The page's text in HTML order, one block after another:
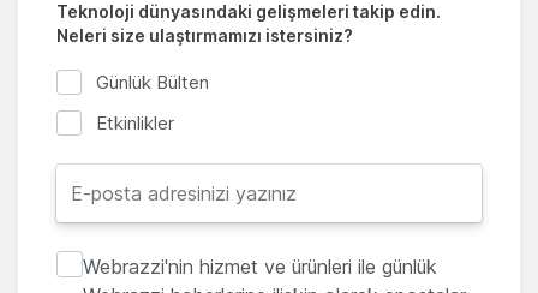
Teknoloji dünyasındaki gelişmeleri takip edin.
Neleri size ulaştırmamızı istersiniz?
Günlük Bülten
Etkinlikler
Webrazzi'nin hizmet ve ürünleri ile günlük